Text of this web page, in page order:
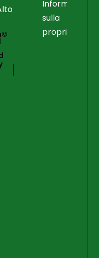
Informazioni
sulla
proprietà